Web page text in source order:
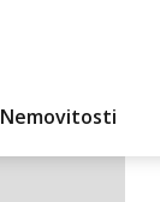
Nemovitosti